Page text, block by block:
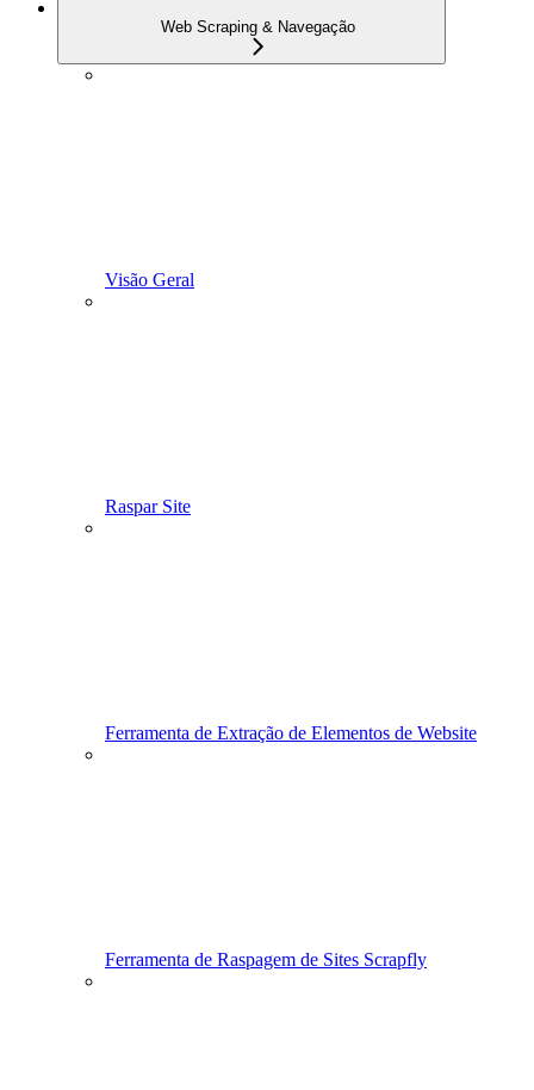
Web Scraping & Navegação
Visão Geral
Raspar Site
Ferramenta de Extração de Elementos de Website
Ferramenta de Raspagem de Sites Scrapfly